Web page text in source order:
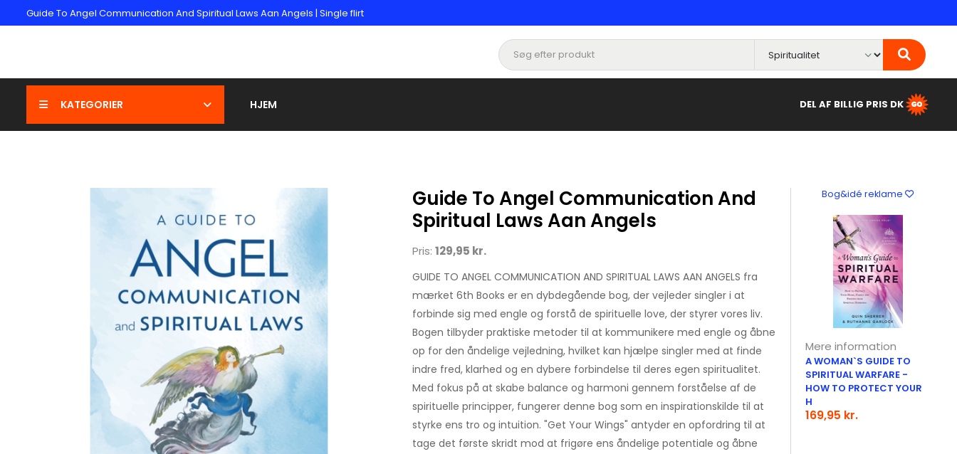
Guide To Angel Communication And Spiritual Laws Aan Angels | Single flirt
KATEGORIER HJEM DEL AF BILLIG PRIS DK
Guide To Angel Communication And
Spiritual Laws Aan Angels
Pris: 129,95 kr.
GUIDE TO ANGEL COMMUNICATION AND SPIRITUAL LAWS AAN ANGELS fra
mærket 6th Books er en dybdegående bog, der vejleder singler i at
forbinde sig med engle og forstå de spirituelle love, der styrer vores liv.
Bogen tilbyder praktiske metoder til at kommunikere med engle og åbne
op for den åndelige vejledning, hvilket kan hjælpe singler med at finde
indre fred, klarhed og en dybere forbindelse til deres egen spiritualitet.
Med fokus på at skabe balance og harmoni gennem forståelse af de
spirituelle principper, fungerer denne bog som en inspirationskilde til at
styrke ens tro og intuition. "Get Your Wings" antyder en opfordring til at
tage det første skridt mod at frigøre ens åndelige potentiale og åbne
Bog&idé reklame
Mere information
A WOMAN`S GUIDE TO
SPIRITUAL WARFARE -
HOW TO PROTECT YOUR
H
169,95 kr.